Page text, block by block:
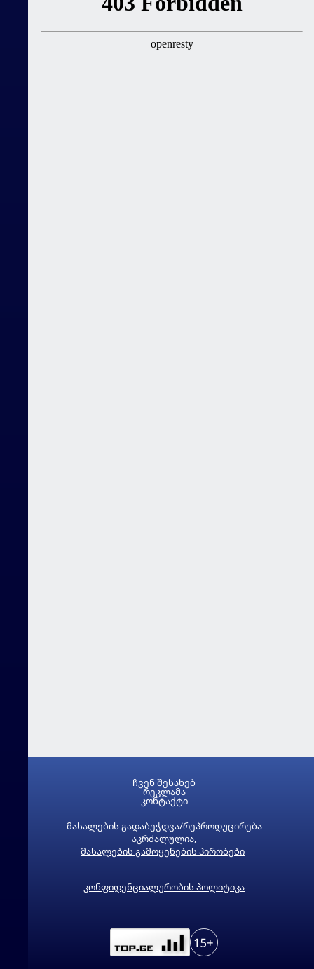
მასალების გადაბეჭდვა/რეპროდუცირება
აკრძალულია,
მასალების გამოყენების პირობები
კონფიდენციალურობის პოლიტიკა
ჩვენ შესახებ
რეკლამა
კონტაქტი